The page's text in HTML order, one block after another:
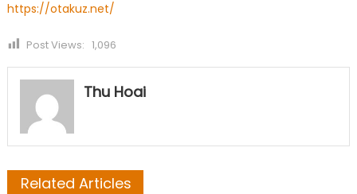
https://otakuz.net/
Post Views: 1,096
Thu Hoai
Related Articles